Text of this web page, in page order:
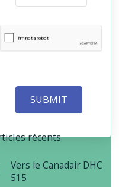
SUBMIT
récents
Vers le Canadair DHC
515